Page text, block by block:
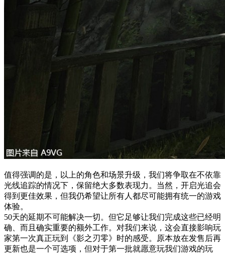
值得强调的是，以上的角色和场景升级，我们将争取在不依靠
光线追踪的情况下，保留绝大多数表现力。当然，开启光追会
得到更佳效果，但我仍希望让所有人都尽可能拥有统一的游戏
体验。
50天的延期不可能解决一切。但它足够让我们完成这些已经明
确、而且确实重要的额外工作。对我们来说，这会直接影响玩
家第一次真正玩到《影之刃零》时的感受。原本放在发售后再
更新也是一个可选项，但对于第一批就愿意玩我们游戏的玩